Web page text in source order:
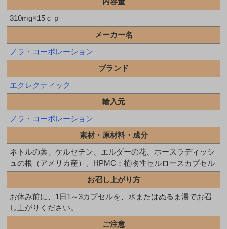
310mg×15ｃｐ
メーカー名
ノラ・コーポレーション
ブランド
エクレクティック
輸入元
ノラ・コーポレーション
素材・原材料・成分
ネトルの葉、ケルセチン、エルダーの花、ホースラディッシ
ュの根（アメリカ産）、HPMC：植物性セルロースカプセル
お召し上がり方
お休み前に、1日1～3カプセルを、水またはぬるま湯でお召
し上がりください。
ご注意